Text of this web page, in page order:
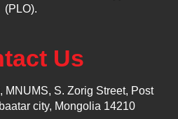
(PLO).
Us
MNUMS, S. Zorig Street, Post
city, Mongolia 14210